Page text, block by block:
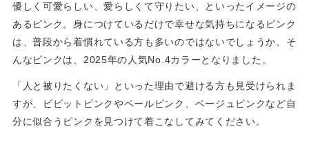
優しく可愛らしい、愛らしくて守りたい、といったイメージの
あるピンク。身につけているだけで幸せな気持ちになるピンク
は、普段から着慣れている方も多いのではないでしょうか。そ
んなピンクは、2025年の人気No.4カラーとなりました。
「人と被りたくない」といった理由で避ける方も見受けられま
すが、ビビットピンクやペールピンク、ベージュピンクなど自
分に似合うピンクを見つけて着こなしてみてください。